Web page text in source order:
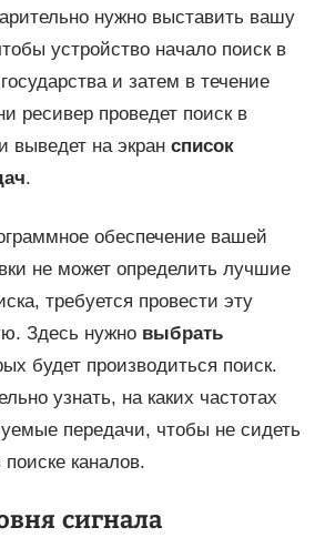
нужно выставить вашу
устройство начало поиск в
и затем в течение
ресивер проведет поиск в
выведет на экран список
.
обеспечение вашей
не может определить лучшие
требуется провести эту
Здесь нужно выбрать
будет производиться поиск.
узнать, на каких частотах
передачи, чтобы не сидеть
поиске каналов.
сигнала